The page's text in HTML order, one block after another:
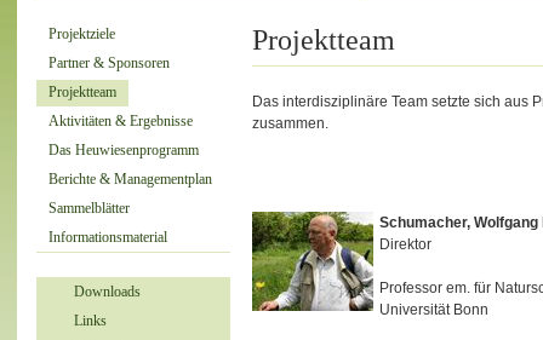
Projektziele
Partner & Sponsoren
Projektteam
Aktivitäten & Ergebnisse
Das Heuwiesenprogramm
Berichte & Managementplan
Sammelblätter
Informationsmaterial
Downloads
Links
Projektteam
Das interdisziplinäre Team setzte sich aus
zusammen.
Schumacher, Wolfgang
Direktor
Professor em. für
Universität Bonn